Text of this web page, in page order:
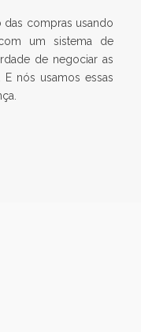
das compras usando
um sistema de
de negociar as
nós usamos essas